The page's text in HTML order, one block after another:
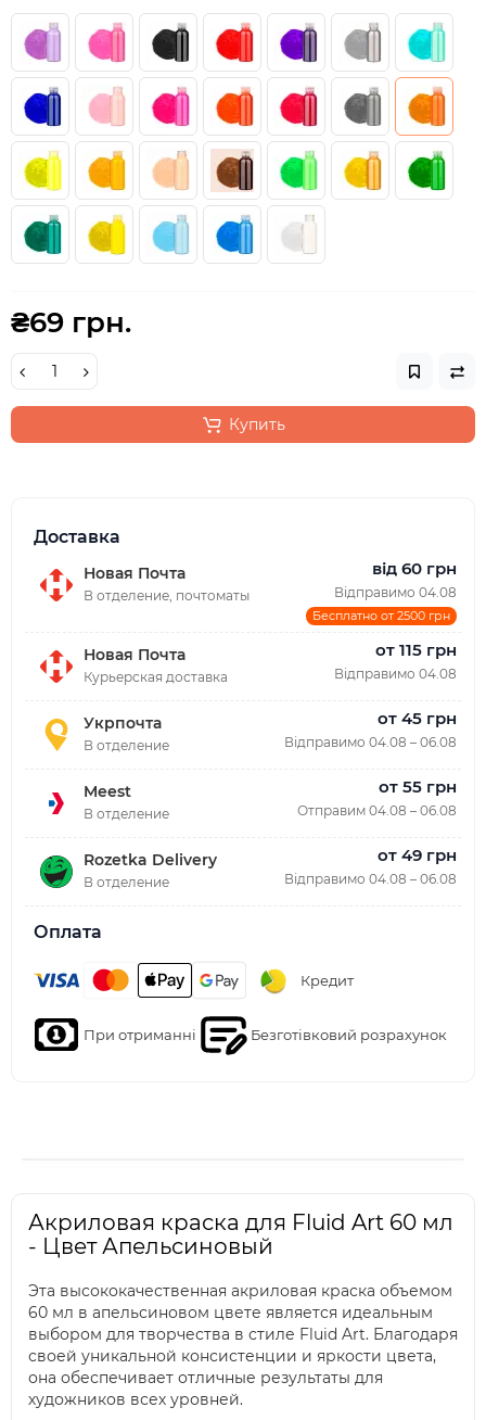
₴69 грн.
Купить
Доставка
Новая Почта
В отделение, почтоматы
від 60 грн
Відправимо 04.08
Бесплатно от 2500 грн
Новая Почта
Курьерская доставка
от 115 грн
Відправимо 04.08
Укрпочта
В отделение
от 45 грн
Відправимо 04.08 – 06.08
Meest
В отделение
от 55 грн
Отправим 04.08 – 06.08
Rozetka Delivery
В отделение
от 49 грн
Відправимо 04.08 – 06.08
Оплата
Кредит
При отриманні Безготівковий розрахунок
Акриловая краска для Fluid Art 60 мл
- Цвет Апельсиновый
Эта высококачественная акриловая краска объемом
60 мл в апельсиновом цвете является идеальным
выбором для творчества в стиле Fluid Art. Благодаря
своей уникальной консистенции и яркости цвета,
она обеспечивает отличные результаты для
художников всех уровней.